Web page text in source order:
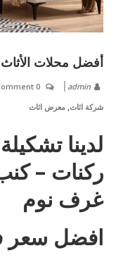
أفضل محلات
admin
0 Comment
شركة اثاث, معرض اثاث
لدينا
ركنات –
غرف نوم
افضل سعر